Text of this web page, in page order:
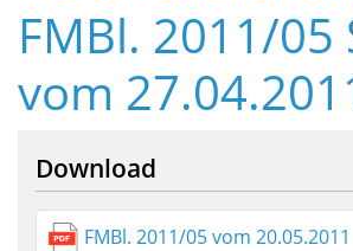
FMBl. 2011/05
vom
Download
FMBl. 2011/05 vom 20.05.2011